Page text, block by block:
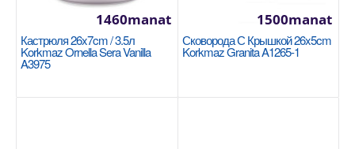
Кастрюля 28x8cm / 5л Korkmaz Proline A1173
Кастрюля 26x7cm / 3.5л
Korkmaz Ornella Sera Vanilla
A3975
1460manat
Сковорода С Крышкой 26x5cm
Korkmaz Granita A1265-1
1500manat